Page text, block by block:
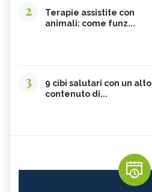
2
Terapie assistite con
animali: come funz...
3
9 cibi salutari con un alto
contenuto di...